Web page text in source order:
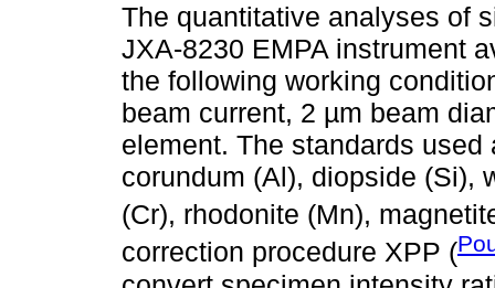
The quantitative analyses of
JXA-8230 EMPA instrument
the following working
beam current, 2 µm beam
element. The standards
corundum (Al), diopside (Si),
(Cr), rhodonite (Mn),
correction procedure XPP (